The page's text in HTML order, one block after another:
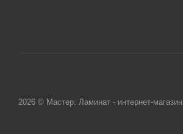
2026 © Мастер: Ламинат - интернет-магазин